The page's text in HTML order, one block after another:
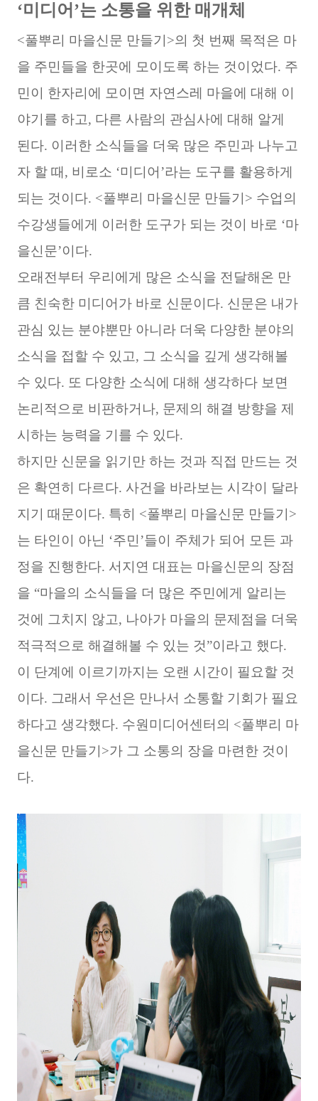
‘미디어’는 소통을 위한 매개체
<풀뿌리 마을신문 만들기>의 첫 번째 목적은 마
을 주민들을 한곳에 모이도록 하는 것이었다. 주
민이 한자리에 모이면 자연스레 마을에 대해 이
야기를 하고, 다른 사람의 관심사에 대해 알게
된다. 이러한 소식들을 더욱 많은 주민과 나누고
자 할 때, 비로소 ‘미디어’라는 도구를 활용하게
되는 것이다. <풀뿌리 마을신문 만들기> 수업의
수강생들에게 이러한 도구가 되는 것이 바로 ‘마
을신문’이다.
오래전부터 우리에게 많은 소식을 전달해온 만
큼 친숙한 미디어가 바로 신문이다. 신문은 내가
관심 있는 분야뿐만 아니라 더욱 다양한 분야의
소식을 접할 수 있고, 그 소식을 깊게 생각해볼
수 있다. 또 다양한 소식에 대해 생각하다 보면
논리적으로 비판하거나, 문제의 해결 방향을 제
시하는 능력을 기를 수 있다.
하지만 신문을 읽기만 하는 것과 직접 만드는 것
은 확연히 다르다. 사건을 바라보는 시각이 달라
지기 때문이다. 특히 <풀뿌리 마을신문 만들기>
는 타인이 아닌 ‘주민’들이 주체가 되어 모든 과
정을 진행한다. 서지연 대표는 마을신문의 장점
을 “마을의 소식들을 더 많은 주민에게 알리는
것에 그치지 않고, 나아가 마을의 문제점을 더욱
적극적으로 해결해볼 수 있는 것”이라고 했다.
이 단계에 이르기까지는 오랜 시간이 필요할 것
이다. 그래서 우선은 만나서 소통할 기회가 필요
하다고 생각했다. 수원미디어센터의 <풀뿌리 마
을신문 만들기>가 그 소통의 장을 마련한 것이
다.